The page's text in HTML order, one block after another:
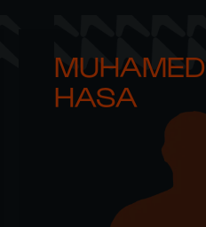
MUHAMED
HASA